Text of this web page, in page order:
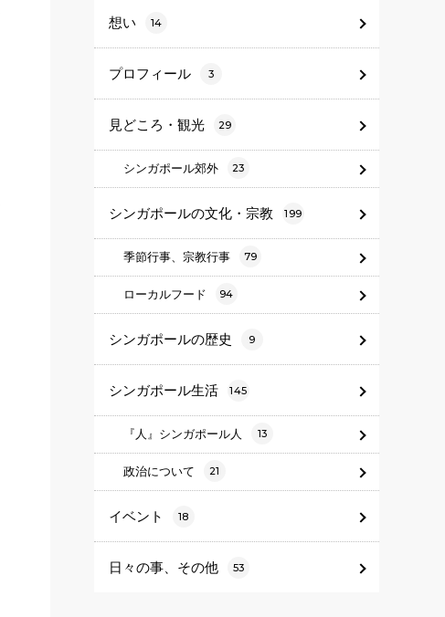
想い 14
プロフィール 3
見どころ・観光 29
シンガポール郊外 23
シンガポールの文化・宗教 199
季節行事、宗教行事 79
ローカルフード 94
シンガポールの歴史 9
シンガポール生活 145
『人』シンガポール人 13
政治について 21
イベント 18
日々の事、その他 53